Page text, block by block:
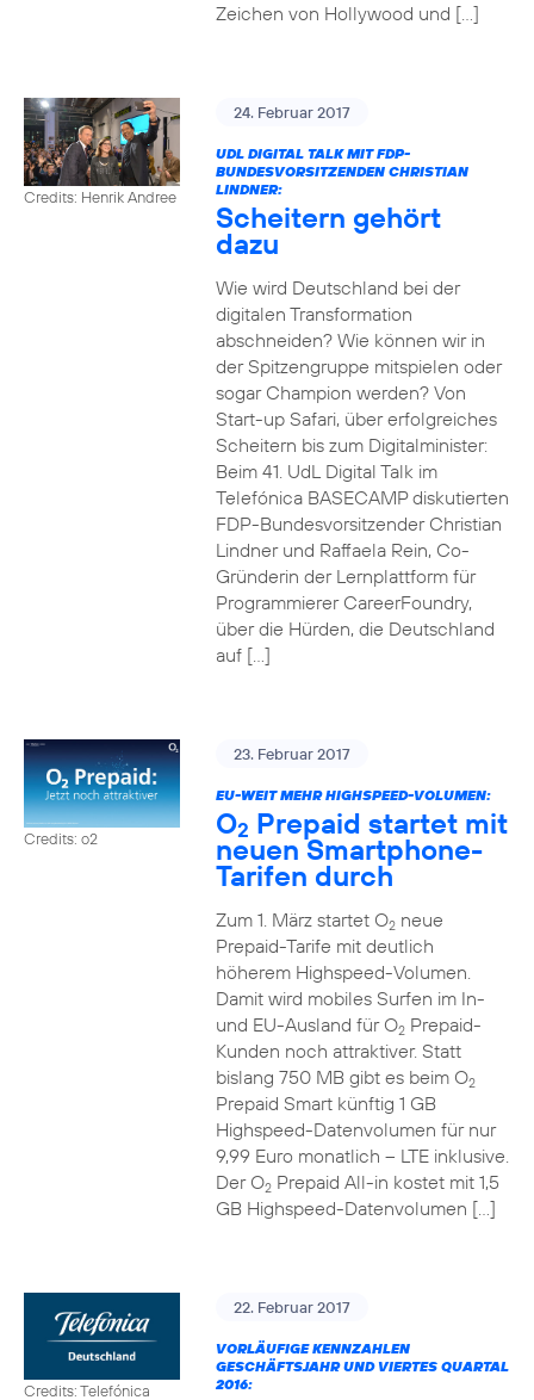
Zeichen von Hollywood und […]
Credits: Henrik Andree
24. Februar 2017
UDL DIGITAL TALK MIT FDP-
BUNDESVORSITZENDEN CHRISTIAN
LINDNER:
Scheitern gehört
dazu
Wie wird Deutschland bei der
digitalen Transformation
abschneiden? Wie können wir in
der Spitzengruppe mitspielen oder
sogar Champion werden? Von
Start-up Safari, über erfolgreiches
Scheitern bis zum Digitalminister:
Beim 41. UdL Digital Talk im
Telefónica BASECAMP diskutierten
FDP-Bundesvorsitzender Christian
Lindner und Raffaela Rein, Co-
Gründerin der Lernplattform für
Programmierer CareerFoundry,
über die Hürden, die Deutschland
auf […]
Credits: o2
23. Februar 2017
EU-WEIT MEHR HIGHSPEED-VOLUMEN:
O2 Prepaid startet mit
neuen Smartphone-
Tarifen durch
Zum 1. März startet O2neue
Prepaid-Tarife mit deutlich
höherem Highspeed-Volumen.
Damit wird mobiles Surfen im In-
und EU-Ausland für O2Prepaid-
Kunden noch attraktiver. Statt
bislang 750 MB gibt es beim O2
Prepaid Smart künftig 1 GB
Highspeed-Datenvolumen für nur
9,99 Euro monatlich – LTE inklusive.
Der O2Prepaid All-in kostet mit 1,5
GB Highspeed-Datenvolumen […]
Credits: Telefónica
22. Februar 2017
VORLÄUFIGE KENNZAHLEN
GESCHÄFTSJAHR UND VIERTES QUARTAL
2016: